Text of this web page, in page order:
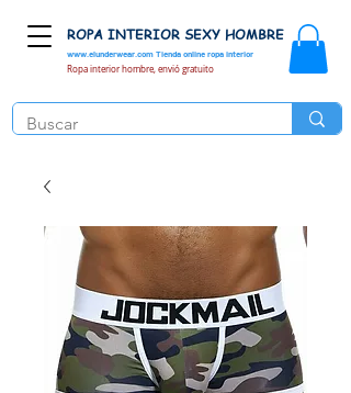
www.elunderwear.com Tienda online ropa interior
ROPA INTERIOR SEXY HOMBRE
Ropa interior hombre, envió gratuito